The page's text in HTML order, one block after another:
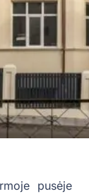
pusėje